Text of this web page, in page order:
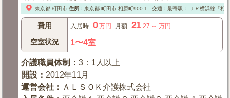
東京都 町田市 住所： 東京都 町田市相原町900-1 交通：最寄駅： ＪＲ横浜線「相
費用 入居時 0万円 月額 21 .27 ～ 万円
空室状況 1〜4室
介護職員体制 ：3：1人以上
開設 ： 2012年11月
運営会社 ： ＡＬＳＯＫ介護株式会社